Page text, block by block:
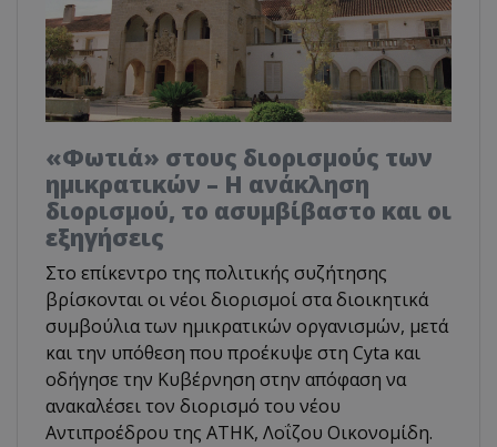
«Φωτιά» στους διορισμούς των
ημικρατικών – Η ανάκληση
διορισμού, το ασυμβίβαστο και οι
εξηγήσεις
Στο επίκεντρο της πολιτικής συζήτησης
βρίσκονται οι νέοι διορισμοί στα διοικητικά
συμβούλια των ημικρατικών οργανισμών, μετά
και την υπόθεση που προέκυψε στη Cyta και
οδήγησε την Κυβέρνηση στην απόφαση να
ανακαλέσει τον διορισμό του νέου
Αντιπροέδρου της ΑΤΗΚ, Λοΐζου Οικονομίδη.